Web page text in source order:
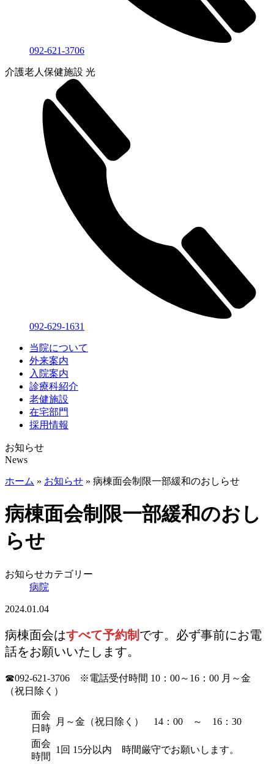
092-621-3706
介護老人保健施設 光
092-629-1631
当院について
外来案内
入院案内
診療科紹介
老健施設
在宅部門
採用情報
お知らせ
News
ホーム » お知らせ » 病棟面会制限一部緩和のおしらせ
病棟面会制限一部緩和のおし
らせ
お知らせカテゴリー
病院
2024.01.04
病棟面会はすべて予約制 です。必ず事前にお電
話をお願いいたします。
☎092-621-3706 ※電話受付時間 10：00～16：00 月～金
（祝日除く）
面会
日時
月～金（祝日除く） 14：00 ～ 16：30
面会
時間
1回 15分以内 時間厳守でお願いします。